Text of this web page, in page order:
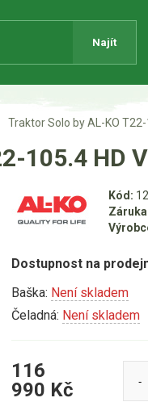
Najít
Traktor Solo by AL-KO
105.4 HD
Kód:
Dostupnost na
Baška: Není skladem
Čeladná: Není skladem
116
990 Kč -